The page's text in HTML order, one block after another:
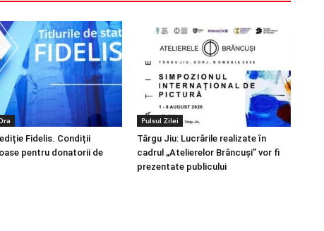
Fidelis. Condiții
pentru donatorii de
Pulsul Zilei
Târgu Jiu: Lucrările realizate în
cadrul „Atelierelor Brâncuși” vor fi
prezentate publicului